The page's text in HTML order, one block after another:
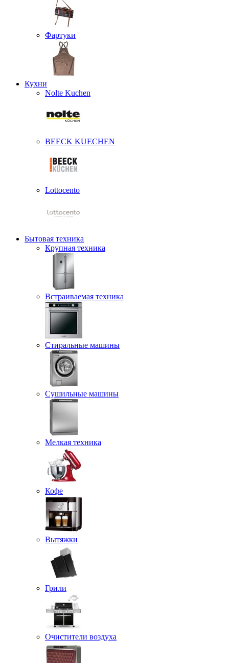
Фартуки
Кухни
Nolte Kuchen
BEECK KUECHEN
Lottocento
Бытовая техника
Крупная техника
Встраиваемая техника
Стиральные машины
Сушильные машины
Мелкая техника
Кофе
Вытяжки
Грили
Очистители воздуха